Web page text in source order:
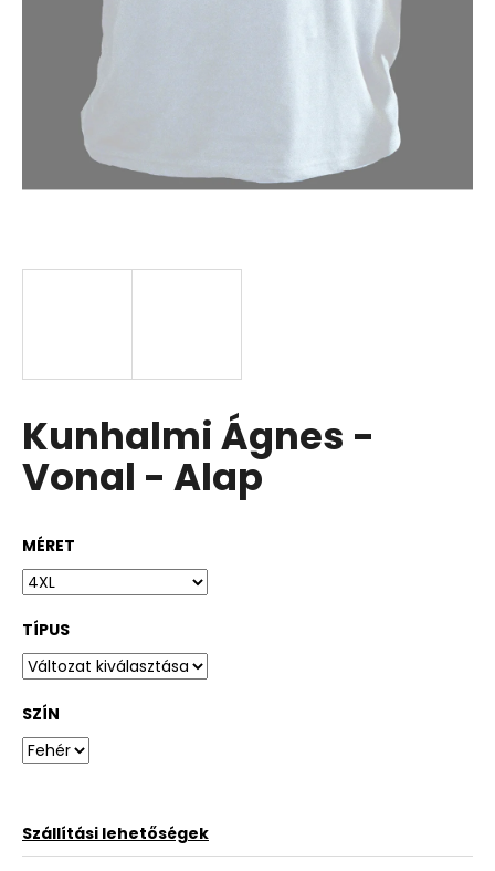
Kunhalmi Ágnes -
Vonal - Alap
MÉRET
TÍPUS
SZÍN
Szállítási lehetőségek